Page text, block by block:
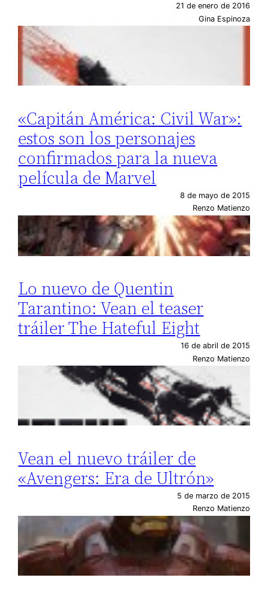
21 de enero de 2016
Gina Espinoza
«Capitán América: Civil War»:
estos son los personajes
confirmados para la nueva
película de Marvel
8 de mayo de 2015
Renzo Matienzo
Lo nuevo de Quentin
Tarantino: Vean el teaser
tráiler The Hateful Eight
16 de abril de 2015
Renzo Matienzo
Vean el nuevo tráiler de
«Avengers: Era de Ultrón»
5 de marzo de 2015
Renzo Matienzo